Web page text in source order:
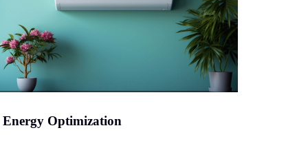
Energy Optimization